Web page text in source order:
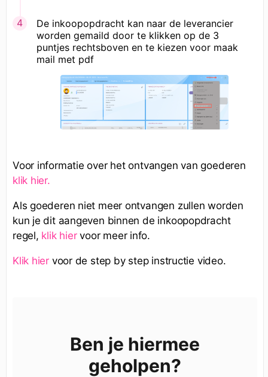
De inkoopopdracht kan naar de leverancier
worden gemaild door te klikken op de 3
puntjes rechtsboven en te kiezen voor maak
mail met pdf
Voor informatie over het ontvangen van goederen
klik hier.
Als goederen niet meer ontvangen zullen worden
kun je dit aangeven binnen de inkoopopdracht
regel, klik hiervoor meer info.
Klik hier voor de step by step instructie video.
Ben je hiermee
geholpen?